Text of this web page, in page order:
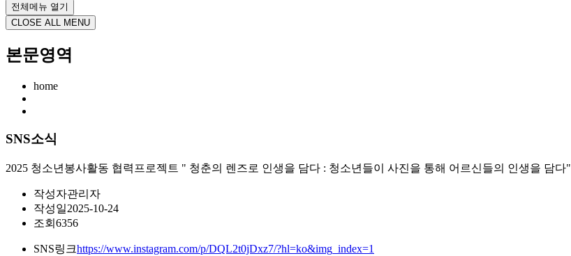
전체메뉴 열기
CLOSE ALL MENU
본문영역
home
SNS소식
2025 청소년봉사활동 협력프로젝트 " 청춘의 렌즈로 인생을 담다 : 청소년들이 사진을 통해 어르신들의 인생을 담다"
작성자관리자
작성일2025-10-24
조회 6356
SNS링크https://www.instagram.com/p/DQL2t0jDxz7/?hl=ko&img_index=1